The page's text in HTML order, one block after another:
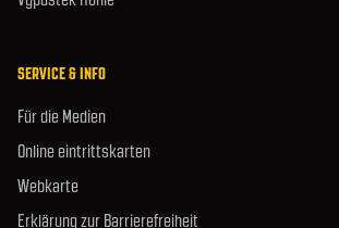
SERVICE & INFO
Für die Medien
Online eintrittskarten
Webkarte
Erklärung zur Barrierefreiheit